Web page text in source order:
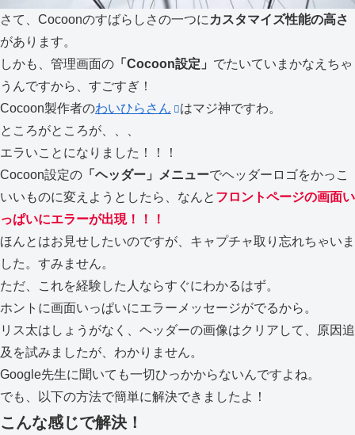
さて、Cocoonのすばらしさの一つに カスタマイズ性能の高さ
があります。
しかも、管理画面の 「Cocoon設定」 でたいていまかなえちゃ
うんですから、すごすぎ！
Cocoon製作者のわいひらさん
はマジ神ですわ。
ところがところが、、、
エラいことになりました！！！
Cocoon設定の 「ヘッダー」メニューでヘッダーロゴをかっこ
いいものに変えようとしたら、なんと フロントページの画面い
っぱいにエラーが出現！！！
ほんとはお見せしたいのですが、キャプチャ取り忘れちゃいま
した。すみません。
ただ、これを経験した人ならすぐにわかるはず。
ホントに画面いっぱいにエラーメッセージがでるから。
リス太はしょうがなく、ヘッダーの画像はクリアして、原因追
及を試みましたが、わかりません。
Google先生に聞いても一切ひっかからないんですよね。
でも、以下の方法で簡単に解決できましたよ！
こんな感じで解決！